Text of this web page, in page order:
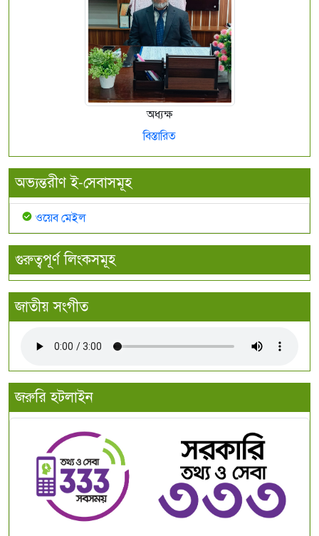
অধ্যক্ষ
বিস্তারিত
অভ্যন্তরীণ ই-সেবাসমূহ
ওয়েব মেইল
গুরুত্বপূর্ণ লিংকসমূহ
জাতীয় সংগীত
জরুরি হটলাইন